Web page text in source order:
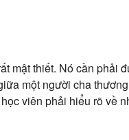
mật thiết. Nó cần phải
một người cha
viên phải hiểu rõ về